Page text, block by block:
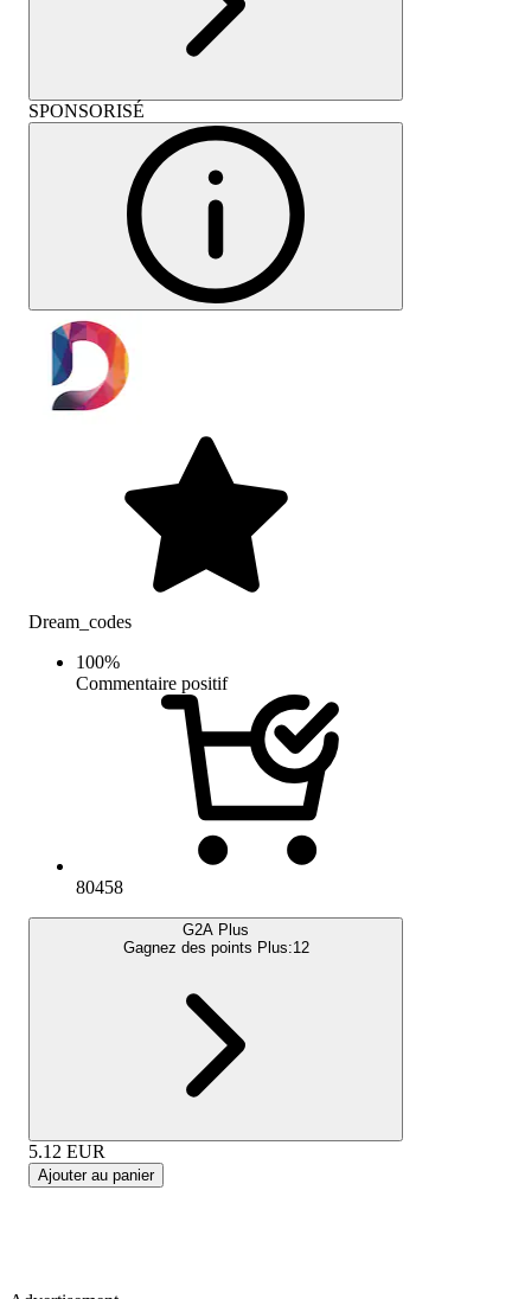
SPONSORISÉ
Dream_codes
100%
Commentaire positif
80458
G2A Plus
Gagnez des points Plus:12
5.12 EUR
Ajouter au panier